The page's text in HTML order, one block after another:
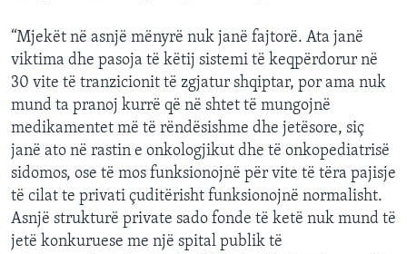
“Mjekët në asnjë mënyrë nuk janë fajtorë. Ata janë
viktima dhe pasoja të këtij sistemi të keqpërdorur në
30 vite të tranzicionit të zgjatur shqiptar, por ama nuk
mund ta pranoj kurrë që në shtet të mungojnë
medikamentet më të rëndësishme dhe jetësore, siç
janë ato në rastin e onkologjikut dhe të onkopediatrisë
sidomos, ose të mos funksionojnë për vite të tëra pajisje
të cilat te privati çuditërisht funksionojnë normalisht.
Asnjë strukturë private sado fonde të ketë nuk mund të
jetë konkuruese me një spital publik të